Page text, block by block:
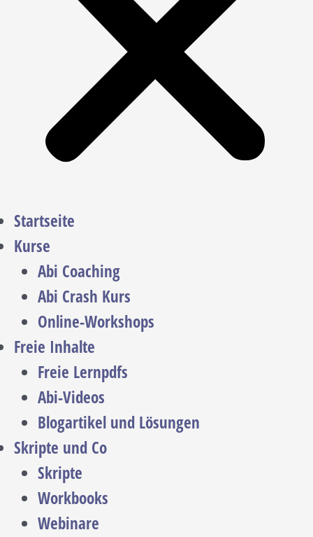
Startseite
Kurse
Abi Coaching
Abi Crash Kurs
Online-Workshops
Freie Inhalte
Freie Lernpdfs
Abi-Videos
Blogartikel und Lösungen
Skripte und Co
Skripte
Workbooks
Webinare